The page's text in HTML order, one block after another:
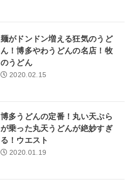
麺がドンドン増える狂気のうど
ん！博多やわうどんの名店！牧
のうどん
2020.02.15
博多うどんの定番！丸い天ぷら
が乗った丸天うどんが絶妙すぎ
る！ウエスト
2020.01.19